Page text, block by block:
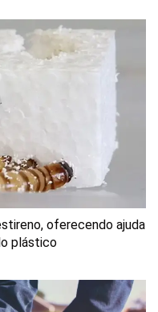
oferecendo ajuda
plástico